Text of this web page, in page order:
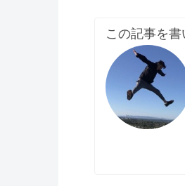
この記事を書